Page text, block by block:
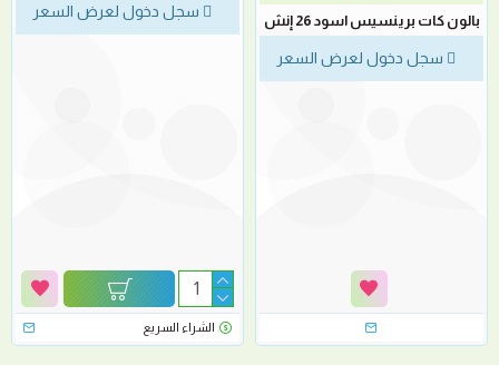
بالون كات برينسيس اسود 26 إنش
سجل دخول لعرض السعر
سجل دخول لعرض السعر
الشراء السريع